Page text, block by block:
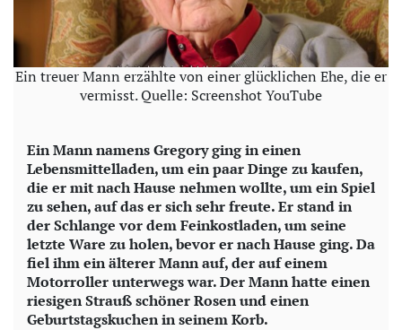
Ein treuer Mann erzählte von einer glücklichen Ehe, die er
vermisst. Quelle: Screenshot YouTube
Ein Mann namens Gregory ging in einen
Lebensmittelladen, um ein paar Dinge zu kaufen,
die er mit nach Hause nehmen wollte, um ein Spiel
zu sehen, auf das er sich sehr freute. Er stand in
der Schlange vor dem Feinkostladen, um seine
letzte Ware zu holen, bevor er nach Hause ging. Da
fiel ihm ein älterer Mann auf, der auf einem
Motorroller unterwegs war. Der Mann hatte einen
riesigen Strauß schöner Rosen und einen
Geburtstagskuchen in seinem Korb.